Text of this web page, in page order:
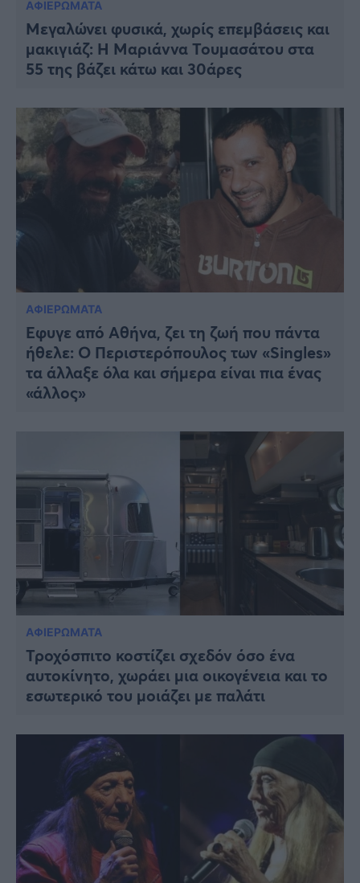
ΑΦΙΕΡΩΜΑΤΑ
Μεγαλώνει φυσικά, χωρίς επεμβάσεις και
μακιγιάζ: Η Μαριάννα Τουμασάτου στα
55 της βάζει κάτω και 30άρες
ΑΦΙΕΡΩΜΑΤΑ
Έφυγε από Αθήνα, ζει τη ζωή που πάντα
ήθελε: Ο Περιστερόπουλος των «Singles»
τα άλλαξε όλα και σήμερα είναι πια ένας
«άλλος»
ΑΦΙΕΡΩΜΑΤΑ
Τροχόσπιτο κοστίζει σχεδόν όσο ένα
αυτοκίνητο, χωράει μια οικογένεια και το
εσωτερικό του μοιάζει με παλάτι